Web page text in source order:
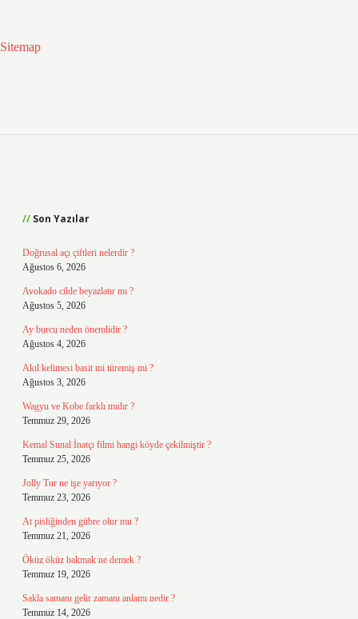
Sitemap
Son Yazılar
Doğrusal açı çiftleri nelerdir ?
Ağustos 6, 2026
Avokado cilde beyazlatır mı ?
Ağustos 5, 2026
Ay burcu neden önemlidir ?
Ağustos 4, 2026
Akıl kelimesi basit mi türemiş mi ?
Ağustos 3, 2026
Wagyu ve Kobe farklı mıdır ?
Temmuz 29, 2026
Kemal Sunal İnatçı filmi hangi köyde çekilmiştir ?
Temmuz 25, 2026
Jolly Tur ne işe yarıyor ?
Temmuz 23, 2026
At pisliğinden gübre olur mu ?
Temmuz 21, 2026
Öküz öküz bakmak ne demek ?
Temmuz 19, 2026
Sakla samanı gelir zamanı anlamı nedir ?
Temmuz 14, 2026